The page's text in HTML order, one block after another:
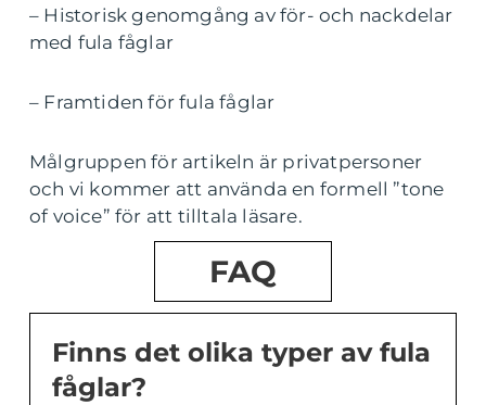
– Historisk genomgång av för- och nackdelar
med fula fåglar
– Framtiden för fula fåglar
Målgruppen för artikeln är privatpersoner
och vi kommer att använda en formell ”tone
of voice” för att tilltala läsare.
FAQ
Finns det olika typer av fula
fåglar?